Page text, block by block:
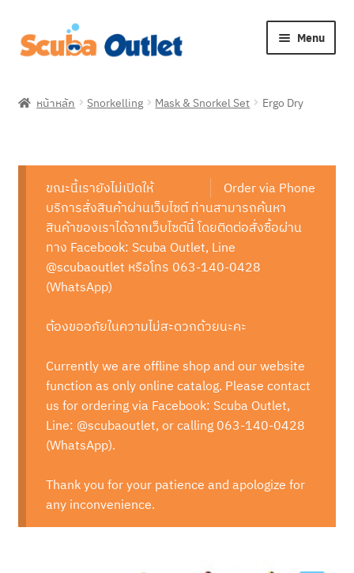
to
to
Menu
Scuba Diving
Brands
About Us
หน้าหลัก Snorkelling Mask & Snorkel Set Ergo Dry
Order via Phone
ขณะนี้เรายังไม่เปิดให้
บริการสั่งสินค้าผ่านเว็บไซต์ ท่านสามารถค้นหา
สินค้าของเราได้จากเว็บไซต์นี้ โดยติดต่อสั่งซื้อผ่าน
ทาง Facebook: Scuba Outlet, Line
@scubaoutlet หรือโทร 063-140-0428
(WhatsApp)
ต้องขออภัยในความไม่สะดวกด้วยนะคะ
Currently we are offline shop and our website
function as only online catalog. Please contact
us for ordering via Facebook: Scuba Outlet,
Line: @scubaoutlet, or calling 063-140-0428
(WhatsApp).
Thank you for your patience and apologize for
any inconvenience.